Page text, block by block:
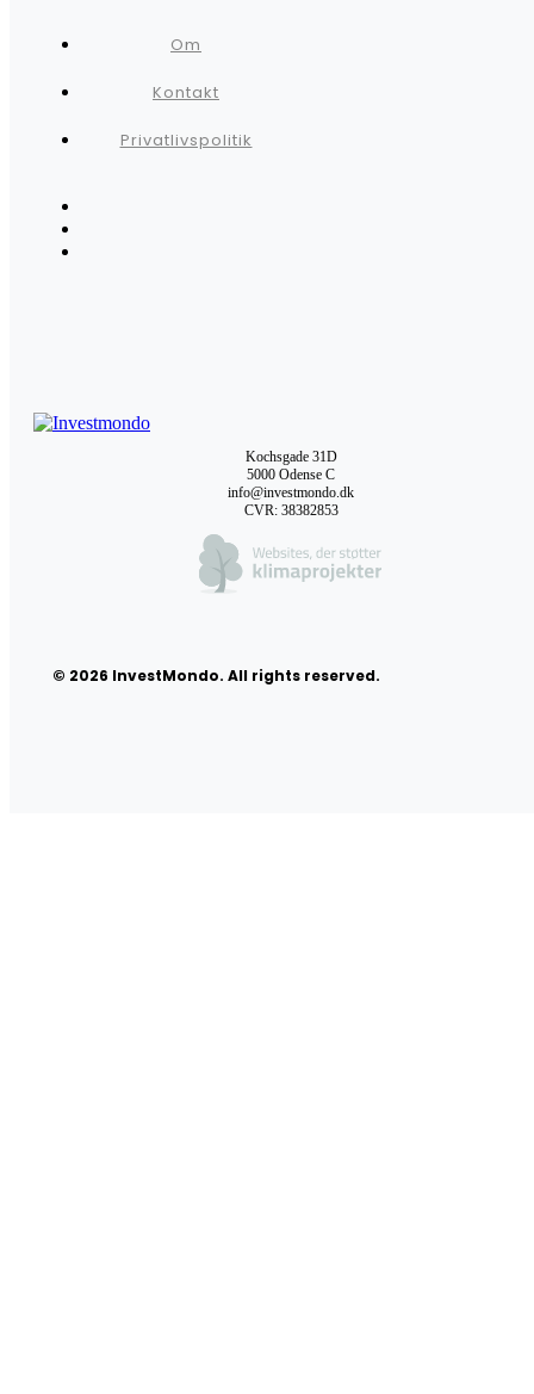
Om
Kontakt
Privatlivspolitik
Kochsgade 31D
5000 Odense C
info@investmondo.dk
CVR: 38382853
© 2026 InvestMondo. All rights reserved.